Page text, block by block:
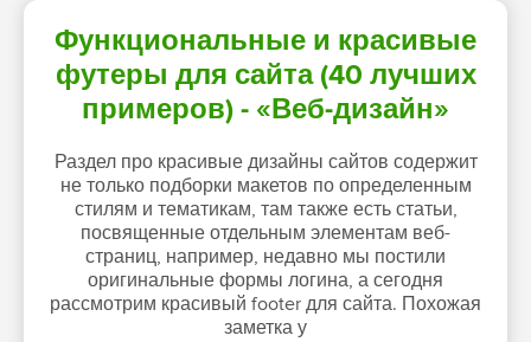
Функциональные и красивые
футеры для сайта (40 лучших
примеров) - «Веб-дизайн»
Раздел про красивые дизайны сайтов содержит
не только подборки макетов по определенным
стилям и тематикам, там также есть статьи,
посвященные отдельным элементам веб-
страниц, например, недавно мы постили
оригинальные формы логина, а сегодня
рассмотрим красивый footer для сайта. Похожая
заметка у